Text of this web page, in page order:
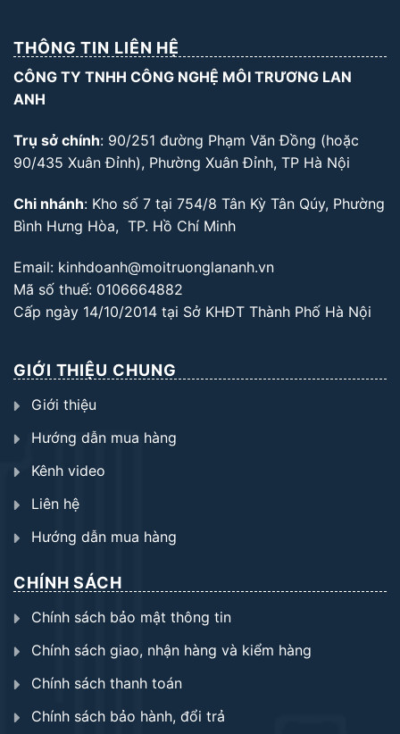
THÔNG TIN LIÊN HỆ
CÔNG TY TNHH CÔNG NGHỆ MÔI TRƯƠNG LAN
ANH
Trụ sở chính: 90/251 đường Phạm Văn Đồng (hoặc
90/435 Xuân Đỉnh), Phường Xuân Đỉnh, TP Hà Nội
Chi nhánh: Kho số 7 tại 754/8 Tân Kỳ Tân Qúy, Phường
Bình Hưng Hòa, TP. Hồ Chí Minh
Email: kinhdoanh@moitruonglananh.vn
Mã số thuế: 0106664882
Cấp ngày 14/10/2014 tại Sở KHĐT Thành Phố Hà Nội
GIỚI THIỆU CHUNG
Giới thiệu
Hướng dẫn mua hàng
Kênh video
Liên hệ
Hướng dẫn mua hàng
CHÍNH SÁCH
Chính sách bảo mật thông tin
Chính sách giao, nhận hàng và kiểm hàng
Chính sách thanh toán
Chính sách bảo hành, đổi trả